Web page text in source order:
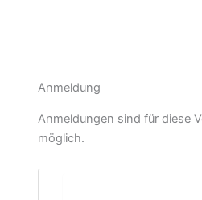
Anmeldung
Anmeldungen sind für diese
möglich.